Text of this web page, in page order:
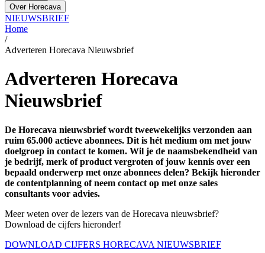
Over Horecava
NIEUWSBRIEF
Home
/
Adverteren Horecava Nieuwsbrief
Adverteren Horecava
Nieuwsbrief
De Horecava nieuwsbrief wordt tweewekelijks verzonden aan
ruim 65.000 actieve abonnees. Dit is hét medium om met jouw
doelgroep in contact te komen. Wil je de naamsbekendheid van
je bedrijf, merk of product vergroten of jouw kennis over een
bepaald onderwerp met onze abonnees delen? Bekijk hieronder
de contentplanning of neem contact op met onze sales
consultants voor advies.
Meer weten over de lezers van de Horecava nieuwsbrief?
Download de cijfers hieronder!
DOWNLOAD CIJFERS HORECAVA NIEUWSBRIEF